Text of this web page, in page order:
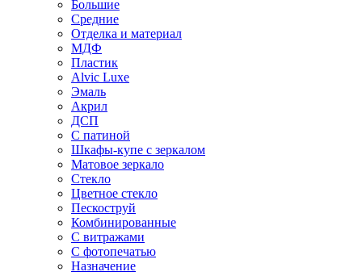
Большие
Средние
Отделка и материал
МДФ
Пластик
Alvic Luxe
Эмаль
Акрил
ДСП
С патиной
Шкафы-купе с зеркалом
Матовое зеркало
Стекло
Цветное стекло
Пескоструй
Комбинированные
С витражами
С фотопечатью
Назначение